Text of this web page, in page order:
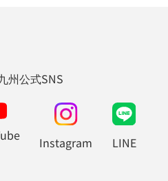
州公式SNS
Instagram LINE